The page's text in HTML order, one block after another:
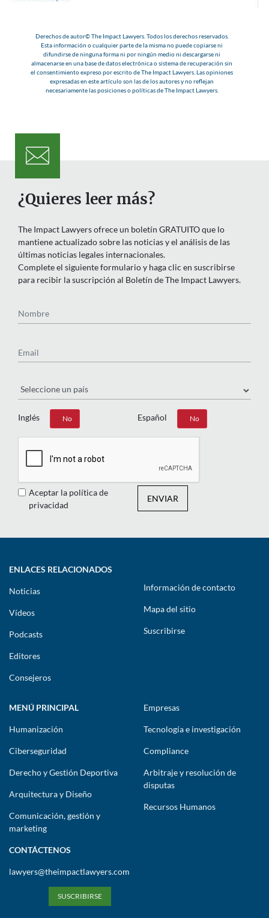
Derechos de autor© The Impact Lawyers. Todos los derechos reservados.
Esta información o cualquier parte de la misma no puede copiarse ni
difundirse de ninguna forma ni por ningún medio ni descargarse ni
almacenarse en una base de datos electrónica o sistema de recuperación sin
el consentimiento expreso por escrito de The Impact Lawyers. Las opiniones
expresadas en este artículo son las de los autores y no reflejan
necesariamente las posiciones o políticas de The Impact Lawyers.
¿Quieres leer más?
The Impact Lawyers ofrece un boletín GRATUITO que lo
mantiene actualizado sobre las noticias y el análisis de las
últimas noticias legales internacionales.
Complete el siguiente formulario y haga clic en suscribirse
para recibir la suscripción al Boletín de The Impact Lawyers.
Inglés
Sí No Español
Sí No
Aceptar la política de
privacidad
ENVIAR
ENLACES RELACIONADOS
Noticias
Vídeos
Podcasts
Editores
Consejeros
Información de contacto
Mapa del sitio
Suscribirse
MENÚ PRINCIPAL
Humanización
Ciberseguridad
Derecho y Gestión Deportiva
Arquitectura y Diseño
Comunicación, gestión y
marketing
Empresas
Tecnología e investigación
Compliance
Arbitraje y resolución de
disputas
Recursos Humanos
CONTÁCTENOS
lawyers@theimpactlawyers.com
SUSCRIBIRSE